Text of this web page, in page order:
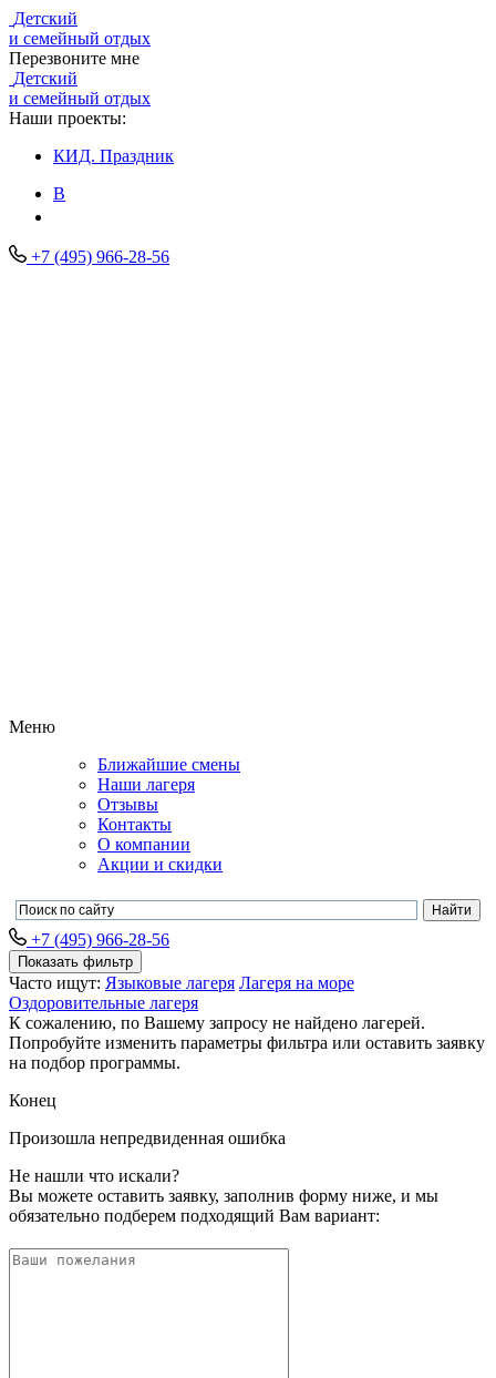
Детский
и семейный отдых
Перезвоните мне
Детский
и семейный отдых
Наши проекты:
КИД. Праздник
В
+7 (495) 966-28-56
Меню
Ближайшие смены
Наши лагеря
Отзывы
Контакты
О компании
Акции и скидки
+7 (495) 966-28-56
Показать фильтр
Часто ищут: Языковые лагеря Лагеря на море
Оздоровительные лагеря
К сожалению, по Вашему запросу не найдено лагерей.
Попробуйте изменить параметры фильтра или оставить заявку
на подбор программы.
Конец
Произошла непредвиденная ошибка
Не нашли что искали?
Вы можете оставить заявку, заполнив форму ниже, и мы
обязательно подберем подходящий Вам вариант: